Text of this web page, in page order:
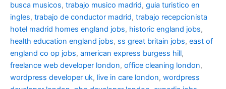
busca musicos, trabajo musico madrid, guia turistico en
ingles, trabajo de conductor madrid, trabajo recepcionista
hotel madrid homes england jobs, historic england jobs,
health education england jobs, ss great britain jobs, east of
england co op jobs, american express burgess hill,
freelance web developer london, office cleaning london,
wordpress developer uk, live in care london, wordpress